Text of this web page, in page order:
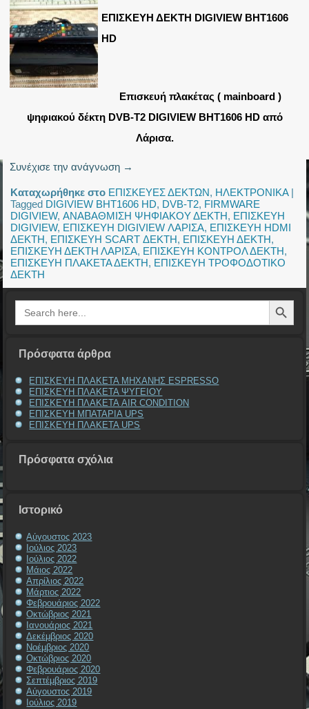
ΕΠΙΣΚΕΥΗ ΔΕΚΤΗ DIGIVIEW BHT1606
HD
Επισκευή πλακέτας ( mainboard )
ψηφιακού δέκτη DVB-T2 DIGIVIEW BHT1606 HD από
Λάρισα.
Συνέχισε την ανάγνωση →
Καταχωρήθηκε στο ΕΠΙΣΚΕΥΕΣ ΔΕΚΤΩΝ, ΗΛΕΚΤΡΟΝΙΚΑ|
Tagged DIGIVIEW BHT1606 HD, DVB-T2, FIRMWARE
DIGIVIEW,ΑΝΑΒΑΘΜΙΣΗ ΨΗΦΙΑΚΟΥ ΔΕΚΤΗ, ΕΠΙΣΚΕΥΗ
DIGIVIEW, ΕΠΙΣΚΕΥΗ DIGIVIEW ΛΑΡΙΣΑ, ΕΠΙΣΚΕΥΗ HDMI
ΔΕΚΤΗ, ΕΠΙΣΚΕΥΗ SCART ΔΕΚΤΗ, ΕΠΙΣΚΕΥΗ ΔΕΚΤΗ,
ΕΠΙΣΚΕΥΗ ΔΕΚΤΗ ΛΑΡΙΣΑ, ΕΠΙΣΚΕΥΗ ΚΟΝΤΡΟΛ ΔΕΚΤΗ,
ΕΠΙΣΚΕΥΗ ΠΛΑΚΕΤΑ ΔΕΚΤΗ, ΕΠΙΣΚΕΥΗ ΤΡΟΦΟΔΟΤΙΚΟ
ΔΕΚΤΗ
Search
for:
Search Button
Πρόσφατα άρθρα
ΕΠΙΣΚΕΥΗ ΠΛΑΚΕΤΑ ΜΗΧΑΝΗΣ ESPRESSO
ΕΠΙΣΚΕΥΗ ΠΛΑΚΕΤΑ ΨΥΓΕΙΟΥ
ΕΠΙΣΚΕΥΗ ΠΛΑΚΕΤΑ AIR CONDITION
ΕΠΙΣΚΕΥΗ ΜΠΑΤΑΡΙΑ UPS
ΕΠΙΣΚΕΥΗ ΠΛΑΚΕΤΑ UPS
Πρόσφατα σχόλια
Ιστορικό
Αύγουστος 2023
Ιούλιος 2023
Ιούλιος 2022
Μάιος 2022
Απρίλιος 2022
Μάρτιος 2022
Φεβρουάριος 2022
Οκτώβριος 2021
Ιανουάριος 2021
Δεκέμβριος 2020
Νοέμβριος 2020
Οκτώβριος 2020
Φεβρουάριος 2020
Σεπτέμβριος 2019
Αύγουστος 2019
Ιούλιος 2019